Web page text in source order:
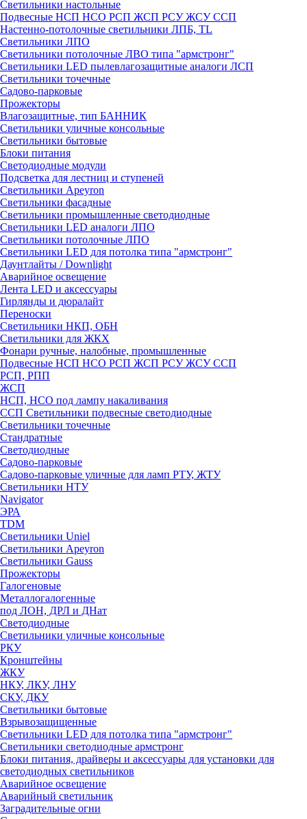
Светильники настольные
Подвесные НСП НСО РСП ЖСП РСУ ЖСУ ССП
Настенно-потолочные светильники ЛПБ, TL
Светильники ЛПО
Светильники потолочные ЛВО типа "армстронг"
Светильники LED пылевлагозащитные аналоги ЛСП
Светильники точечные
Садово-парковые
Прожекторы
Влагозащитные, тип БАННИК
Светильники уличные консольные
Светильники бытовые
Блоки питания
Светодиодные модули
Подсветка для лестниц и ступеней
Светильники Apeyron
Светильники фасадные
Светильники промышленные светодиодные
Светильники LED аналоги ЛПО
Светильники потолочные ЛПО
Светильники LED для потолка типа "армстронг"
Даунтлайты / Downlight
Аварийное освещение
Лента LED и аксессуары
Гирлянды и дюралайт
Переноски
Светильники НКП, ОБН
Светильники для ЖКХ
Фонари ручные, налобные, промышленные
Подвесные НСП НСО РСП ЖСП РСУ ЖСУ ССП
РСП, РПП
ЖСП
НСП, НСО под лампу накаливания
ССП Светильники подвесные светодиодные
Светильники точечные
Стандратные
Светодиодные
Садово-парковые
Садово-парковые уличные для ламп РТУ, ЖТУ
Светильники НТУ
Navigator
ЭРА
TDM
Светильники Uniel
Светильники Apeyron
Светильники Gauss
Прожекторы
Галогеновые
Металлогалогенные
под ЛОН, ДРЛ и ДНат
Светодиодные
Светильники уличные консольные
РКУ
Кронштейны
ЖКУ
НКУ, ЛКУ, ЛНУ
СКУ, ДКУ
Светильники бытовые
Взрывозащищенные
Светильники LED для потолка типа "армстронг"
Светильники светодиодные армстронг
Блоки питания, драйверы и аксессуары для установки для
светодиодных светильников
Аварийное освещение
Аварийный светильник
Заградительные огни